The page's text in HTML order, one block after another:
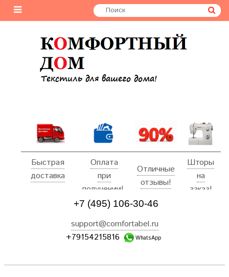
Быстрая
доставка
Оплата
при
получении!
Отличные
отзывы!
Шторы
на
заказ!
+7 (495) 106-30-46
support@comfortabel.ru
+79154215816
WhatsApp